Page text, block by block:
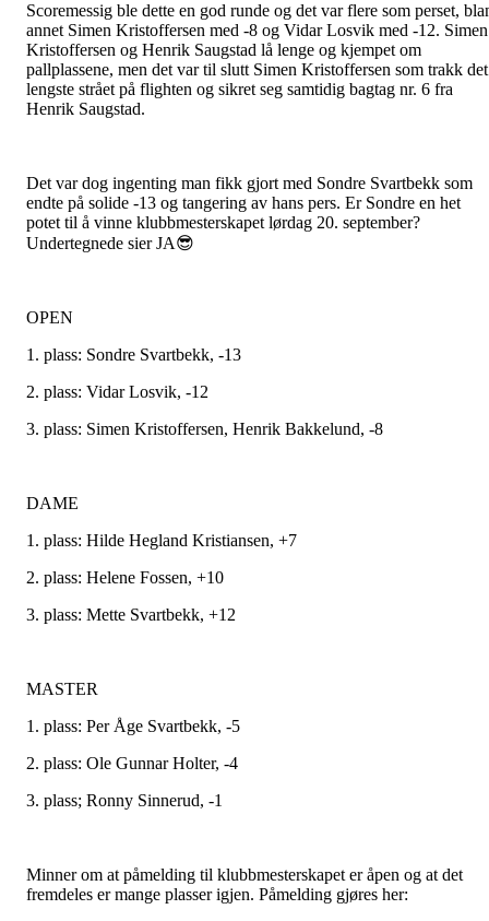
Scoremessig ble dette en god runde og det var flere som perset,
annet Simen Kristoffersen med -8 og Vidar Losvik med -12. Simen
Kristoffersen og Henrik Saugstad lå lenge og kjempet om
pallplassene, men det var til slutt Simen Kristoffersen som trakk det
lengste strået på flighten og sikret seg samtidig bagtag nr. 6 fra
Henrik Saugstad.
Det var dog ingenting man fikk gjort med Sondre Svartbekk som
endte på solide -13 og tangering av hans pers. Er Sondre en het
potet til å vinne klubbmesterskapet lørdag 20. september?
Undertegnede sier JA😎
OPEN
1. plass: Sondre Svartbekk, -13
2. plass: Vidar Losvik, -12
3. plass: Simen Kristoffersen, Henrik Bakkelund, -8
DAME
1. plass: Hilde Hegland Kristiansen, +7
2. plass: Helene Fossen, +10
3. plass: Mette Svartbekk, +12
MASTER
1. plass: Per Åge Svartbekk, -5
2. plass: Ole Gunnar Holter, -4
3. plass; Ronny Sinnerud, -1
Minner om at påmelding til klubbmesterskapet er åpen og at det
fremdeles er mange plasser igjen. Påmelding gjøres her: